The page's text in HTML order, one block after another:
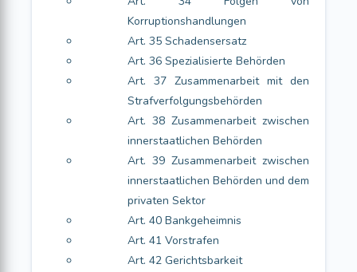
Korruptionshandlungen
Art. 35 Schadensersatz
Art. 36 Spezialisierte Behörden
Art. 37 Zusammenarbeit mit den
Strafverfolgungsbehörden
Art. 38 Zusammenarbeit zwischen
innerstaatlichen Behörden
Art. 39 Zusammenarbeit zwischen
innerstaatlichen Behörden und dem
privaten Sektor
Art. 40 Bankgeheimnis
Art. 41 Vorstrafen
Art. 42 Gerichtsbarkeit